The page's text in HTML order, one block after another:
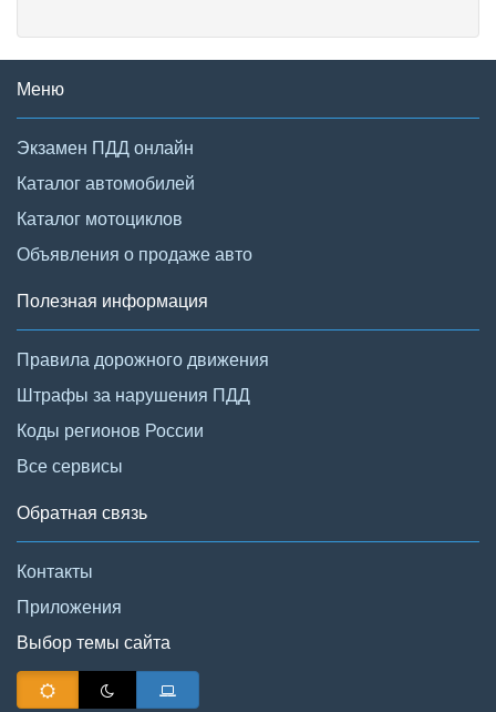
Меню
Экзамен ПДД онлайн
Каталог автомобилей
Каталог мотоциклов
Объявления о продаже авто
Полезная информация
Правила дорожного движения
Штрафы за нарушения ПДД
Коды регионов России
Все сервисы
Обратная связь
Контакты
Приложения
Выбор темы сайта